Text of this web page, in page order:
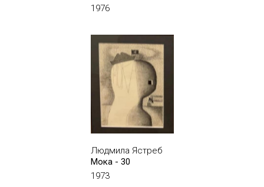
1976
Людмила Ястреб
Мока - 30
1973